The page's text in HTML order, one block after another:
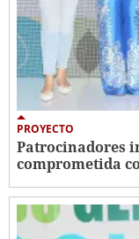
PROYECTO
Patrocinadores
comprometida